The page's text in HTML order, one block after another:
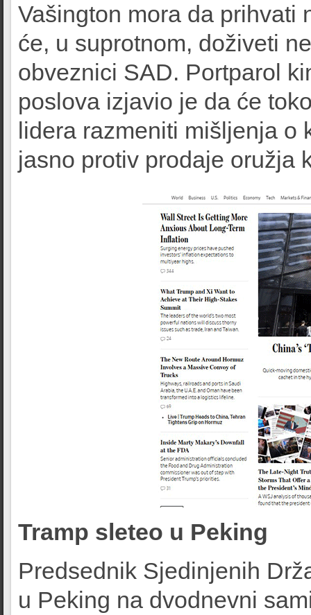
Vašington mora da prihvati
će, u suprotnom, doživeti
obveznici SAD. Portparol
poslova izjavio je da će
lidera razmeniti mišljenja o
jasno protiv prodaje oružja
Tramp sleteo u Peking
Predsednik Sjedinjenih
u Peking na dvodnevni